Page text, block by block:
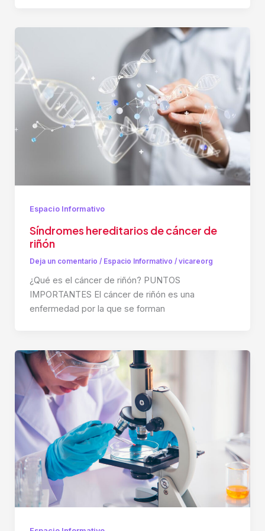
Espacio Informativo
Síndromes hereditarios de cáncer de
riñón
Deja un comentario / Espacio Informativo /vicareorg
¿Qué es el cáncer de riñón? PUNTOS
IMPORTANTES El cáncer de riñón es una
enfermedad por la que se forman